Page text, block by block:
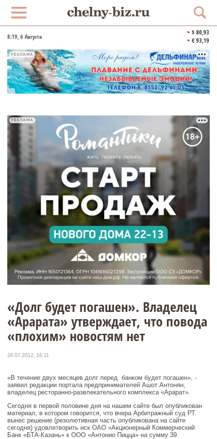
8:19, 6 Августа
$ 80,93
€ 93,19
РЕКЛАМА
РЕКЛАМА
«Долг будет погашен». Владелец
«Арарата» утверждает, что повода
«плохим» новостям нет
26.07.2012, 16:11
«В течение двух месяцев долг перед банком будет погашен», -
заявил редакции портала предпринимателей Ашот Антонян,
владелец ресторанно-развлекательного комплекса «Арарат».
Сегодня в первой половине дня на нашем сайте был опубликован
материал, в котором говорится, что вчера Арбитражный суд РТ
вынес решение (резолютивная часть опубликована на сайте
сегодня) удовлетворить иск ОАО «Акционерный Коммерческий
Банк «БТА-Казань» к ООО «Антонио Пицца» на сумму 39